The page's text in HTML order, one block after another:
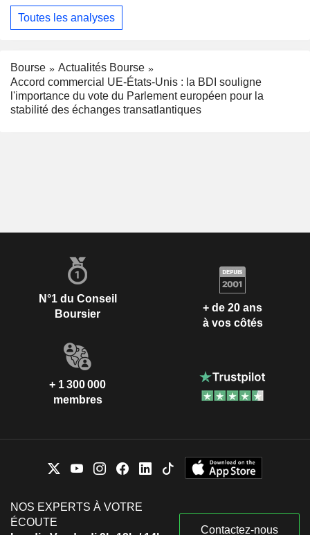
Toutes les analyses
Bourse
Actualités Bourse
Accord commercial UE-États-Unis : la BDI souligne
l'importance du vote du Parlement européen pour la
stabilité des échanges transatlantiques
N°1 du Conseil
Boursier
+ de 20 ans
à vos côtés
+ 1 300 000
membres
NOS EXPERTS À VOTRE
ÉCOUTE
Contactez-nous